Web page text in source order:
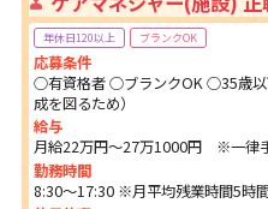
年休日120以上 ブランクOK
応募条件
○有資格者 ○ブランクOK ○35歳以
成を図るため）
給与
月給22万円～27万1000円 ※一律
勤務時間
8:30～17:30 ※月平均残業時間5時